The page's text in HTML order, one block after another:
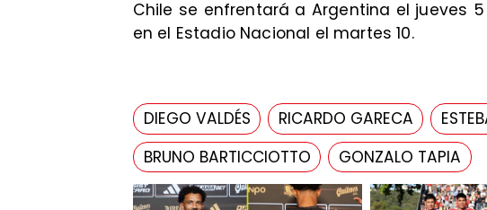
Chile se enfrentará a Argentina el jueves
en el Estadio Nacional el martes 10.
DIEGO VALDÉS RICARDO GARECA
BRUNO BARTICCIOTTO
GONZALO TAPIA